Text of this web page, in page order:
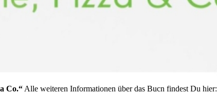
Co.“Alle weiteren Informationen über das Bucn findest Du hier: